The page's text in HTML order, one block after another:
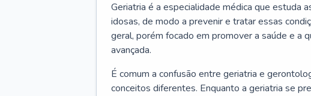
Geriatria é a especialidade médica que estuda
idosas, de modo a prevenir e tratar essas
geral, porém focado em promover a saúde e a
avançada.
É comum a confusão entre geriatria e
conceitos diferentes. Enquanto a geriatria se